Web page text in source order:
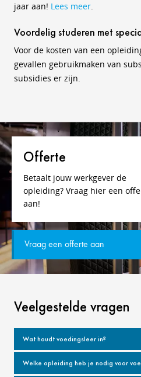
jaar aan! Lees meer.
Voordelig studeren met
Voor de kosten van een
gevallen gebruikmaken van
subsidies er zijn.
Offerte
Betaalt jouw werkgever de
opleiding? Vraag hier een
aan!
Vraag een offerte aan
Veelgestelde vragen
Wat houdt voedingsleer in?
Welke opleiding heb je nodig voor